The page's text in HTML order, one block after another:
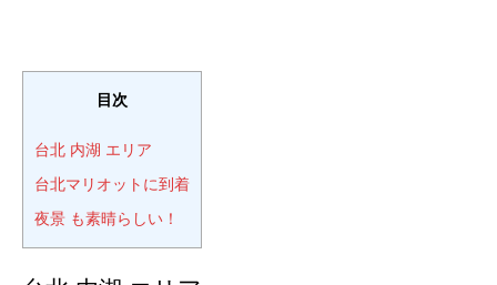
目次
台北 内湖 エリア
台北マリオットに到着
夜景 も素晴らしい！